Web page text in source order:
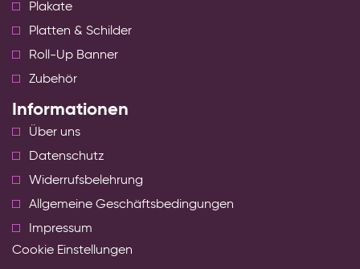
Plakate
Platten & Schilder
Roll-Up Banner
Zubehör
Informationen
Über uns
Datenschutz
Widerrufsbelehrung
Allgemeine Geschäftsbedingungen
Impressum
Cookie Einstellungen